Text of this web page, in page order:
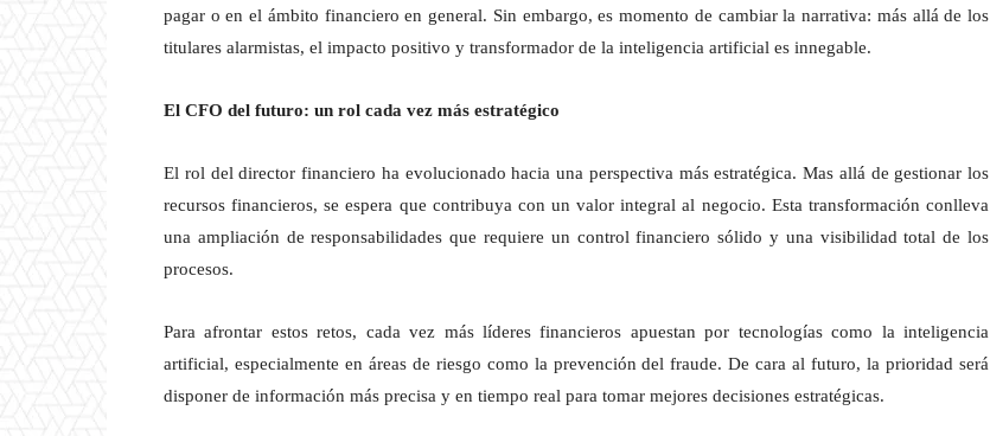
pagar o en el ámbito financiero en general. Sin embargo, es momento de cambiar la narrativa: más allá de los
titulares alarmistas, el impacto positivo y transformador de la inteligencia artificial es innegable.
El CFO del futuro: un rol cada vez más estratégico
El rol del director financiero ha evolucionado hacia una perspectiva más estratégica. Mas allá de gestionar los
recursos financieros, se espera que contribuya con un valor integral al negocio. Esta transformación conlleva
una ampliación de responsabilidades que requiere un control financiero sólido y una visibilidad total de los
procesos.
Para afrontar estos retos, cada vez más líderes financieros apuestan por tecnologías como la inteligencia
artificial, especialmente en áreas de riesgo como la prevención del fraude. De cara al futuro, la prioridad será
disponer de información más precisa y en tiempo real para tomar mejores decisiones estratégicas.